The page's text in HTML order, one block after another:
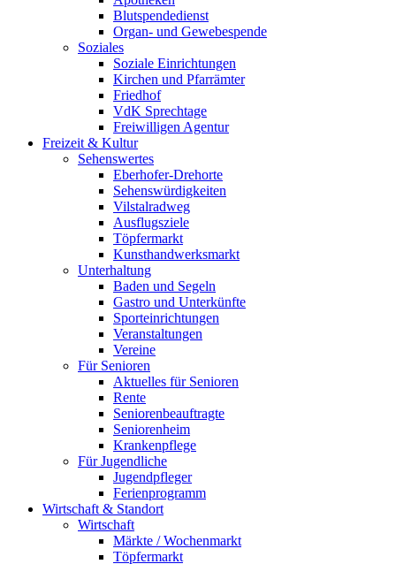
Blutspendedienst
Organ- und Gewebespende
Soziales
Soziale Einrichtungen
Kirchen und Pfarrämter
Friedhof
VdK Sprechtage
Freiwilligen Agentur
Freizeit & Kultur
Sehenswertes
Eberhofer-Drehorte
Sehenswürdigkeiten
Vilstalradweg
Ausflugsziele
Töpfermarkt
Kunsthandwerksmarkt
Unterhaltung
Baden und Segeln
Gastro und Unterkünfte
Sporteinrichtungen
Veranstaltungen
Vereine
Für Senioren
Aktuelles für Senioren
Rente
Seniorenbeauftragte
Seniorenheim
Krankenpflege
Für Jugendliche
Jugendpfleger
Ferienprogramm
Wirtschaft & Standort
Wirtschaft
Märkte / Wochenmarkt
Töpfermarkt